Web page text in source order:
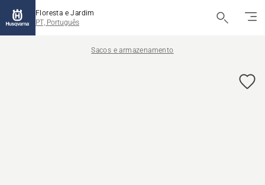
Floresta e Jardim
PT, Português
Sacos e armazenamento